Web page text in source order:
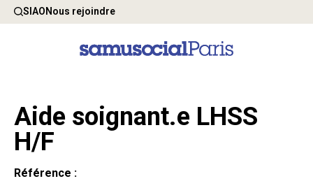
SIAONous rejoindre
Aide soignant.e LHSS
H/F
Référence :